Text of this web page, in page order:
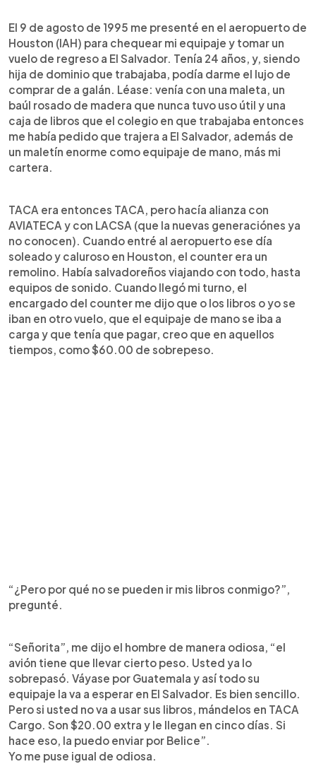
Escuchar artículo
El 9 de agosto de 1995 me presenté en el aeropuerto de
Houston (IAH) para chequear mi equipaje y tomar un
vuelo de regreso a El Salvador. Tenía 24 años, y, siendo
hija de dominio que trabajaba, podía darme el lujo de
comprar de a galán. Léase: venía con una maleta, un
baúl rosado de madera que nunca tuvo uso útil y una
caja de libros que el colegio en que trabajaba entonces
me había pedido que trajera a El Salvador, además de
un maletín enorme como equipaje de mano, más mi
cartera.
TACA era entonces TACA, pero hacía alianza con
AVIATECA y con LACSA (que la nuevas generaciónes ya
no conocen). Cuando entré al aeropuerto ese día
soleado y caluroso en Houston, el counter era un
remolino. Había salvadoreños viajando con todo, hasta
equipos de sonido. Cuando llegó mi turno, el
encargado del counter me dijo que o los libros o yo se
iban en otro vuelo, que el equipaje de mano se iba a
carga y que tenía que pagar, creo que en aquellos
tiempos, como $60.00 de sobrepeso.
“¿Pero por qué no se pueden ir mis libros conmigo?”,
pregunté.
“Señorita”, me dijo el hombre de manera odiosa, “el
avión tiene que llevar cierto peso. Usted ya lo
sobrepasó. Váyase por Guatemala y así todo su
equipaje la va a esperar en El Salvador. Es bien sencillo.
Pero si usted no va a usar sus libros, mándelos en TACA
Cargo. Son $20.00 extra y le llegan en cinco días. Si
hace eso, la puedo enviar por Belice”.
Yo me puse igual de odiosa.